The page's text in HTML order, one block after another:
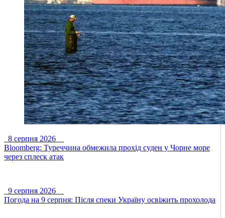
8 серпня 2026
Bloomberg: Туреччина обмежила прохід суден у Чорне море
через сплеск атак
9 серпня 2026
Погода на 9 серпня: Після спеки Україну освіжить прохолода